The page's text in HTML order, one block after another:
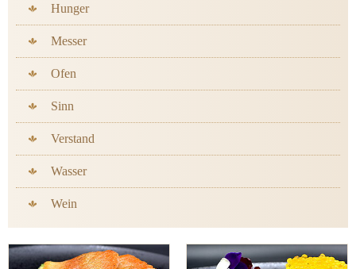
Hunger
Messer
Ofen
Sinn
Verstand
Wasser
Wein